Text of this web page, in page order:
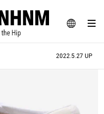
JA
EN
SNAP
イフスタイルWEBマガジン
の逸品
2022.5.27 UP